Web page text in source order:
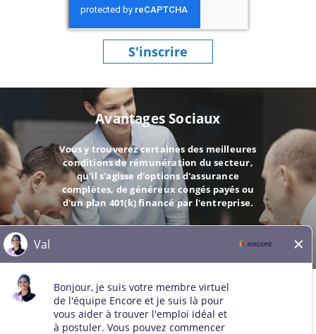
S'inscrire
Avantages Sociaux
Vous y trouverez certaines des meilleures
conditions de rémunération du secteur,
qu'il s'agisse d'options d'assurance
complètes, de généreux congés payés ou
d'un plan 401(k) financé par l'entreprise.
© 2026 Tous droits réservés. Toutes les marques de tiers restent